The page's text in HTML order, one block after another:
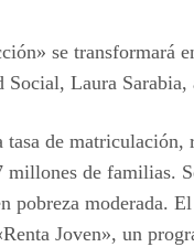
se transformará
Social, Laura
de
de familias.
pobreza moderada.
Joven», un